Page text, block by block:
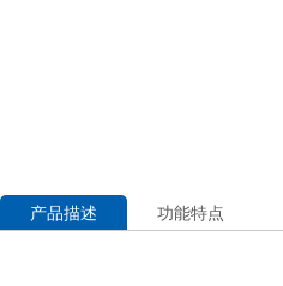
产品描述 功能特点